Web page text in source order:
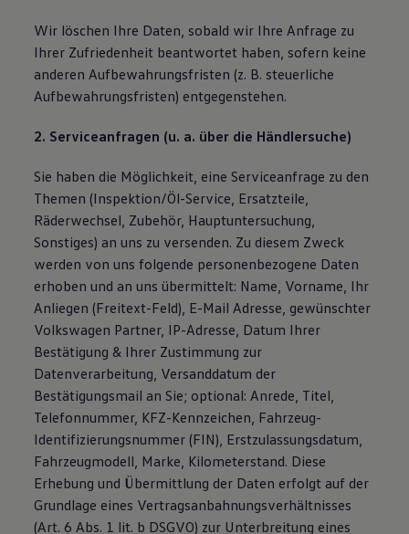
Wir löschen Ihre Daten, sobald wir Ihre Anfrage zu
Ihrer Zufriedenheit beantwortet haben, sofern keine
anderen Aufbewahrungsfristen (z. B. steuerliche
Aufbewahrungsfristen) entgegenstehen.
2. Serviceanfragen (u. a. über die Händlersuche)
Sie haben die Möglichkeit, eine Serviceanfrage zu den
Themen (Inspektion/Öl-Service, Ersatzteile,
Räderwechsel, Zubehör, Hauptuntersuchung,
Sonstiges) an uns zu versenden. Zu diesem Zweck
werden von uns folgende personenbezogene Daten
erhoben und an uns übermittelt: Name, Vorname, Ihr
Anliegen (Freitext-Feld), E-Mail Adresse, gewünschter
Volkswagen Partner, IP-Adresse, Datum Ihrer
Bestätigung & Ihrer Zustimmung zur
Datenverarbeitung, Versanddatum der
Bestätigungsmail an Sie; optional: Anrede, Titel,
Telefonnummer, KFZ-Kennzeichen, Fahrzeug-
Identifizierungsnummer (FIN), Erstzulassungsdatum,
Fahrzeugmodell, Marke, Kilometerstand. Diese
Erhebung und Übermittlung der Daten erfolgt auf der
Grundlage eines Vertragsanbahnungsverhältnisses
(Art. 6 Abs. 1 lit. b DSGVO) zur Unterbreitung eines